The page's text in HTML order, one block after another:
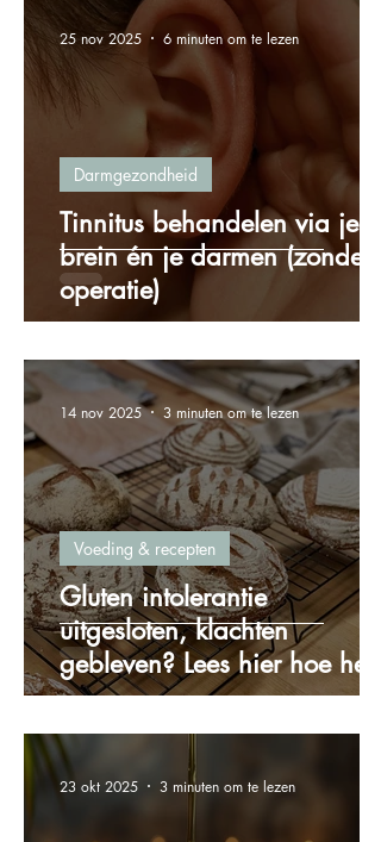
Tinnitus behandelen via je
brein én je darmen (zonder
operatie)
Darmgezondheid
25 nov 2025 6 minuten om te lezen
Gluten intolerantie
uitgesloten, klachten
gebleven? Lees hier hoe het
zit!
Voeding & recepten
14 nov 2025 3 minuten om te lezen
23 okt 2025 3 minuten om te lezen